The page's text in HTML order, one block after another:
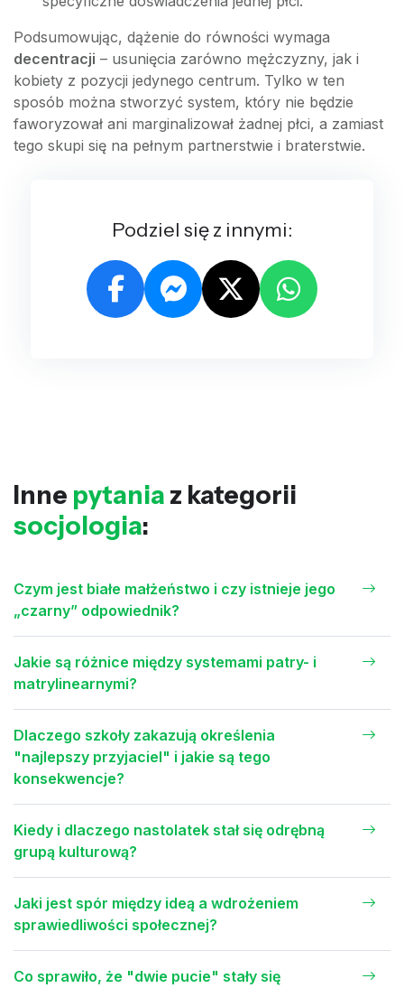
Podsumowując, dążenie do równości wymaga
decentracji – usunięcia zarówno mężczyzny, jak i
kobiety z pozycji jedynego centrum. Tylko w ten
sposób można stworzyć system, który nie będzie
faworyzował ani marginalizował żadnej płci, a zamiast
tego skupi się na pełnym partnerstwie i braterstwie.
Podziel się z innymi:
Inne pytania z kategorii
socjologia:
Czym jest białe małżeństwo i czy istnieje jego
„czarny” odpowiednik?
Jakie są różnice między systemami patry- i
matrylinearnymi?
Dlaczego szkoły zakazują określenia
"najlepszy przyjaciel" i jakie są tego
konsekwencje?
Kiedy i dlaczego nastolatek stał się odrębną
grupą kulturową?
Jaki jest spór między ideą a wdrożeniem
sprawiedliwości społecznej?
Co sprawiło, że "dwie pucie" stały się